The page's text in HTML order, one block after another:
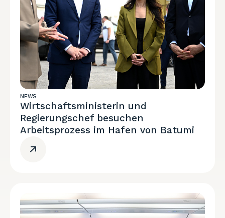
NEWS
Wirtschaftsministerin und
Regierungschef besuchen
Arbeitsprozess im Hafen von Batumi